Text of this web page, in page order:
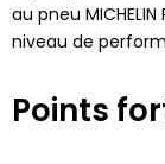
au pneu
niveau de
Points